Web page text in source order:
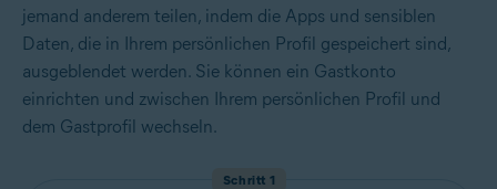
jemand anderem teilen, indem die Apps und sensiblen
Daten, die in Ihrem persönlichen Profil gespeichert sind,
ausgeblendet werden. Sie können ein Gastkonto
einrichten und zwischen Ihrem persönlichen Profil und
dem Gastprofil wechseln.
Schritt 1